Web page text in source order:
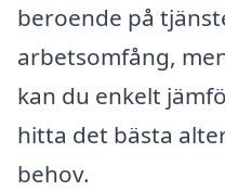
beroende på
arbetsomfång,
kan du enkelt
hitta det bästa
behov.